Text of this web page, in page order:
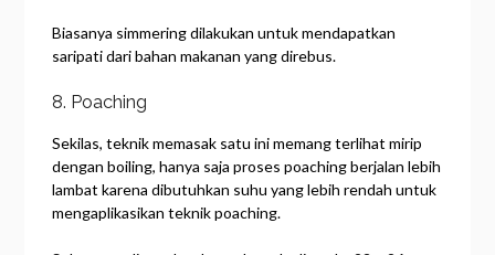
Biasanya simmering dilakukan untuk mendapatkan
saripati dari bahan makanan yang direbus.
8. Poaching
Sekilas, teknik memasak satu ini memang terlihat mirip
dengan boiling, hanya saja proses poaching berjalan lebih
lambat karena dibutuhkan suhu yang lebih rendah untuk
mengaplikasikan teknik poaching.